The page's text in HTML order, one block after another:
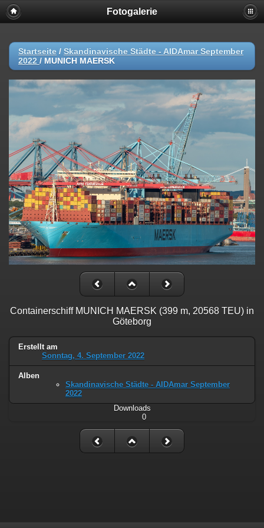
Fotogalerie
Startseite / Skandinavische Städte - AIDAmar September
2022 / MUNICH MAERSK
Containerschiff MUNICH MAERSK (399 m, 20568 TEU) in
Göteborg
Erstellt am
Sonntag, 4. September 2022
Alben
Skandinavische Städte - AIDAmar September
2022
Downloads
0